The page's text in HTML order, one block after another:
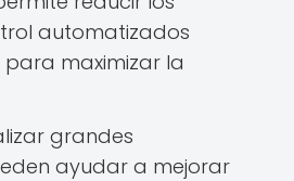
automatizados
maximizar la
grandes
ayudar a mejorar